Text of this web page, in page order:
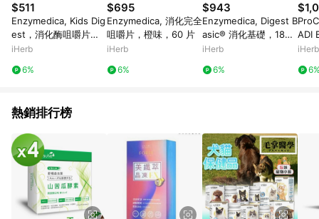
$511
Enzymedica, Kids Dig
est，消化酶咀嚼片，
水果混合，60 片咀嚼
iHerb
6%
$695
Enzymedica, 消化完全
咀嚼片，橙味，60 片
iHerb
6%
$943
Enzymedica, Digest B
asic® 消化基礎，180
粒膠囊
iHerb
6%
ADI
min,
iHerb
熱銷排行榜